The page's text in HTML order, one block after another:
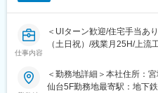
信用金庫、サッカー選手、
業でアライアンスセールス
目線を持った活動ができる
仕事内容
＜UIターン歓迎/住宅手当あ
（土日祝）/残業月25H/上流
■職務内容：
＜勤務地詳細＞本社住所：
仙台5F勤務地最寄駅：地下